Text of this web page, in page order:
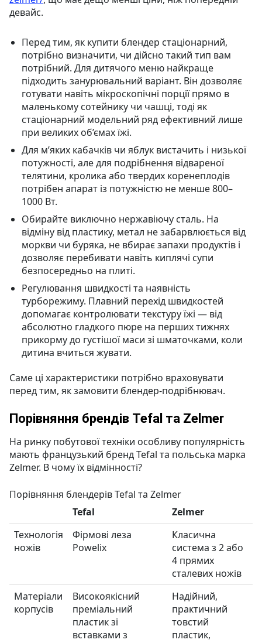
девайс.
Перед тим, як купити блендер стаціонарний,
потрібно визначити, чи дійсно такий тип вам
потрібний. Для дитячого меню найкраще
підходить занурювальний варіант. Він дозволяє
готувати навіть мікроскопічні порції прямо в
маленькому сотейнику чи чашці, тоді як
стаціонарний модельний ряд ефективний лише
при великих об’ємах їжі.
Для м’яких кабачків чи яблук вистачить і низької
потужності, але для подрібнення відвареної
телятини, кролика або твердих коренеплодів
потрібен апарат із потужністю не менше 800–
1000 Вт.
Обирайте виключно нержавіючу сталь. На
відміну від пластику, метал не забарвлюється від
моркви чи буряка, не вбирає запахи продуктів і
дозволяє перебивати навіть киплячі супи
безпосередньо на плиті.
Регулювання швидкості та наявність
турборежиму. Плавний перехід швидкостей
допомагає контролювати текстуру їжі — від
абсолютно гладкого пюре на перших тижнях
прикорму до густішої маси зі шматочками, коли
дитина вчиться жувати.
Саме ці характеристики потрібно враховувати
перед тим, як замовити блендер-подрібнювач.
Порівняння брендів Tefal та Zelmer
На ринку побутової техніки особливу популярність
мають французький бренд Tefal та польська марка
Zelmer. В чому їх відмінності?
Порівняння блендерів Tefal та Zelmer
Tefal
Zelmer
Технологія
ножів
Фірмові леза
Powelix
Класична
система з 2 або
4 прямих
сталевих ножів
Матеріали
корпусів
Високоякісний
преміальний
пластик зі
вставками з
Надійний,
практичний
товстий
пластик,